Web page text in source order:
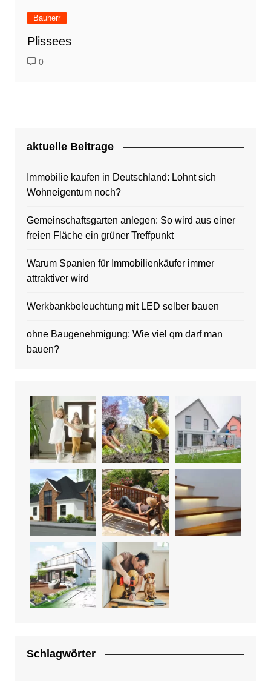
Bauherr
Plissees
0
aktuelle Beitrage
Immobilie kaufen in Deutschland: Lohnt sich
Wohneigentum noch?
Gemeinschaftsgarten anlegen: So wird aus einer
freien Fläche ein grüner Treffpunkt
Warum Spanien für Immobilienkäufer immer
attraktiver wird
Werkbankbeleuchtung mit LED selber bauen
ohne Baugenehmigung: Wie viel qm darf man
bauen?
Schlagwörter